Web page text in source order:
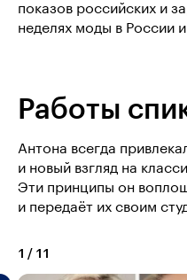
показов российских и
неделях моды в России
Работы
Антона всегда
и новый взгляд на
Эти принципы он
и передаёт их своим
1 / 11